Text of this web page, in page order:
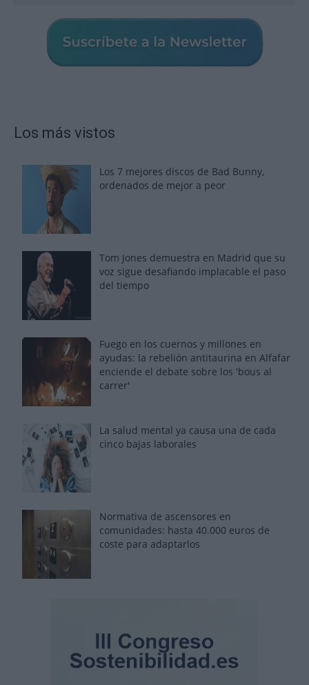
Los más vistos
Los 7 mejores discos de Bad Bunny,
ordenados de mejor a peor
Tom Jones demuestra en Madrid que su
voz sigue desafiando implacable el paso
del tiempo
Fuego en los cuernos y millones en
ayudas: la rebelión antitaurina en Alfafar
enciende el debate sobre los 'bous al
carrer'
La salud mental ya causa una de cada
cinco bajas laborales
Normativa de ascensores en
comunidades: hasta 40.000 euros de
coste para adaptarlos